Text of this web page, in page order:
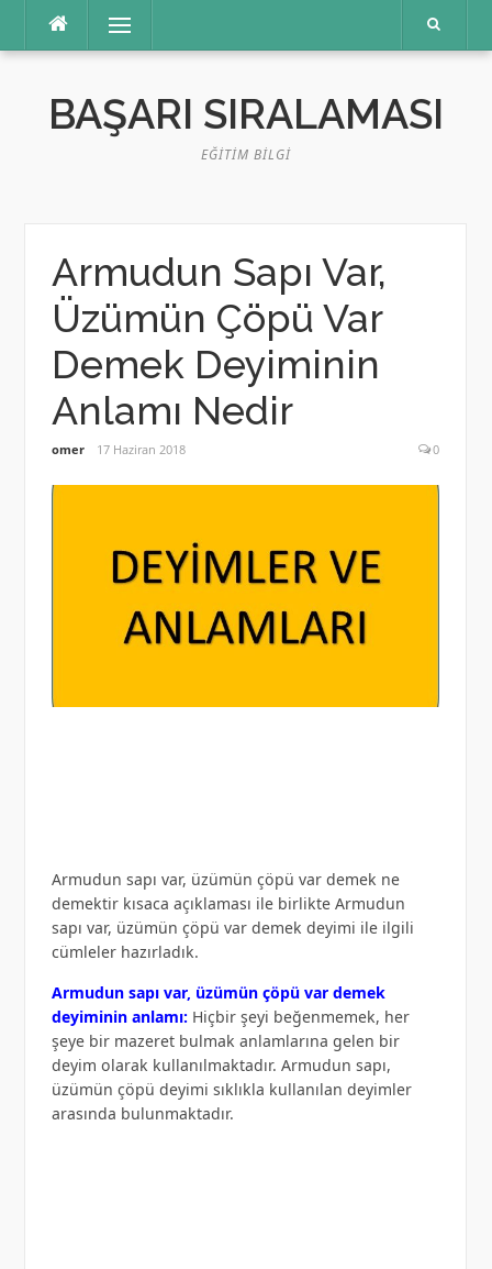
Menü
BAŞARI SIRALAMASI
EĞITIM BILGI
Armudun Sapı Var,
Üzümün Çöpü Var
Demek Deyiminin
Anlamı Nedir
omer 17 Haziran 2018 0
Armudun sapı var, üzümün çöpü var demek ne
demektir kısaca açıklaması ile birlikte Armudun
sapı var, üzümün çöpü var demek deyimi ile ilgili
cümleler hazırladık.
Armudun sapı var, üzümün çöpü var demek
deyiminin anlamı: Hiçbir şeyi beğenmemek, her
şeye bir mazeret bulmak anlamlarına gelen bir
deyim olarak kullanılmaktadır. Armudun sapı,
üzümün çöpü deyimi sıklıkla kullanılan deyimler
arasında bulunmaktadır.